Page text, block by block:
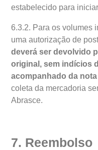
estabelecido para
6.3.2. Para os volumes
uma autorização de
deverá ser devolvido
original, sem indícios
acompanhado da nota
coleta da mercadoria
Abrasce.
7. Reembolso